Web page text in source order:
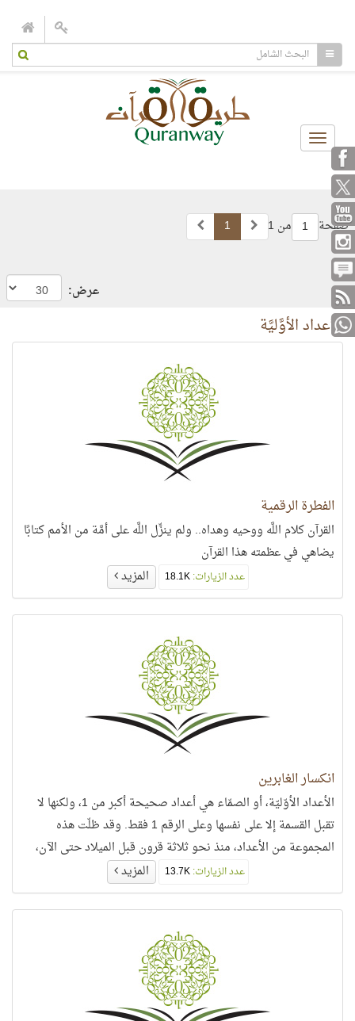
Toggle
navigation
صفحة 1 من 1 1
عرض:
الأعداد الأوَّليَّة
الفطرة الرقمية
القرآن كلام اللَّه ووحيه وهداه.. ولم ينزِّل اللَّه على أمَّة من الأمم كتابًا
يضاهي في عظمته هذا القرآن
عدد الزيارات:18.1K المزيد
انكسار الغابرين
الأعداد الأوّليّة، أو الصمّاء هي أعداد صحيحة أكبر من 1، ولكنها لا
تقبل القسمة إلا على نفسها وعلى الرقم 1 فقط. وقد ظلّت هذه
المجموعة من الأعداد، منذ نحو ثلاثة قرون قبل الميلاد حتى الآن،
تخضع لدراسات وبحوث مكثَّفة من دون أن يتوصّل أحد إلى فهم
سلوكها، حيث لا تزال هذه الأعداد تخفي خلفها سرًّا عظيمًا ولغزًا
يتحدّى العقل البشري الذي ذهب يجول بين أقاصي المجرَّات.
عدد الزيارات:13.7K المزيد